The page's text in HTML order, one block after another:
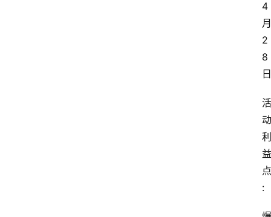
4
月
2
8
日
活
动
利
益
点
: